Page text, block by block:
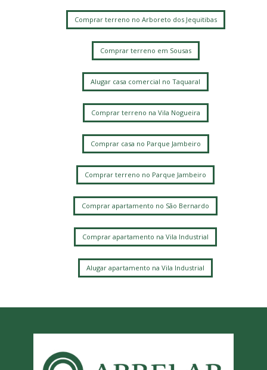
Comprar terreno no Arboreto dos Jequitibas
Comprar terreno em Sousas
Alugar casa comercial no Taquaral
Comprar terreno na Vila Nogueira
Comprar casa no Parque Jambeiro
Comprar terreno no Parque Jambeiro
Comprar apartamento no São Bernardo
Comprar apartamento na Vila Industrial
Alugar apartamento na Vila Industrial